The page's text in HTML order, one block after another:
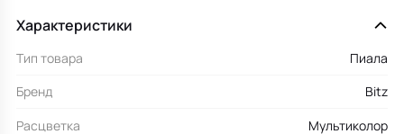
Характеристики
Тип товара
Пиала
Бренд
Bitz
Расцветка
Мультиколор